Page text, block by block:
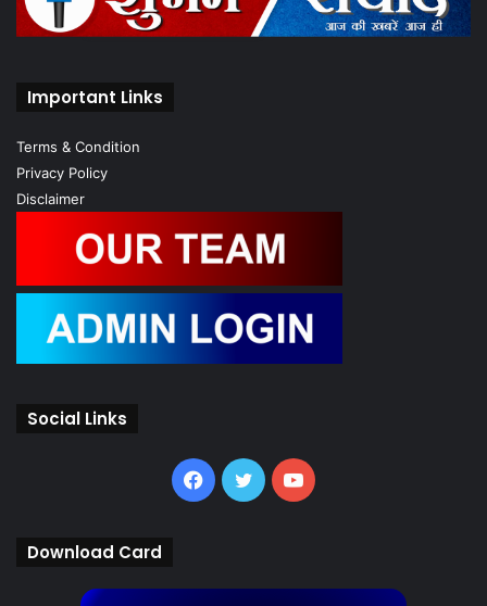
Important Links
Terms & Condition
Privacy Policy
Disclaimer
Social Links
Facebook
TwitterYouTube
Download Card